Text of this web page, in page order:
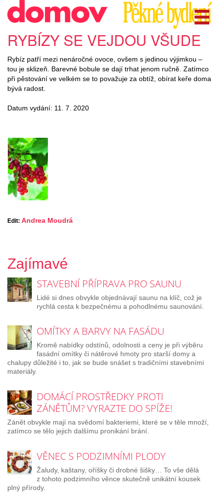
RYBÍZY SE VEJDOU VŠUDE
Rybíz patří mezi nenáročné ovoce, ovšem s jedinou výjimkou –
tou je sklizeň. Barevné bobule se dají trhat jenom ručně. Zatímco
při pěstování ve velkém se to považuje za obtíž, obírat keře doma
bývá radost.
Datum vydání: 11. 7. 2020
Edit: Andrea Moudrá
Zajímavé
STAVEBNÍ PŘÍPRAVA PRO SAUNU
Lidé si dnes obvykle objednávají saunu na klíč, což je
rychlá cesta k bezpečnému a pohodlnému saunování.
OMÍTKY A BARVY NA FASÁDU
Kromě nabídky odstínů, odolnosti a ceny je při výběru
fasádní omítky či nátěrové hmoty pro starší domy a
chalupy důležité i to, jak se bude snášet s tradičními stavebními
materiály.
DOMÁCÍ PROSTŘEDKY PROTI
ZÁNĚTŮM? VYRAZTE DO SPÍŽE!
Zánět obvykle mají na svědomí bakteriemi, které se v těle množí,
zatímco se tělo jejich dalšímu pronikání brání.
VĚNEC S PODZIMNÍMI PLODY
Žaludy, kaštany, oříšky či drobné šišky… To vše dělá
z tohoto podzimního věnce skutečně unikátní kousek
plný přírody.